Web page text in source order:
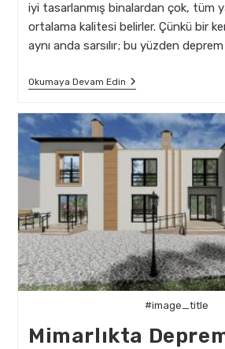
iyi tasarlanmış binalardan çok, tüm
ortalama kalitesi belirler. Çünkü bir
aynı anda sarsılır; bu yüzden
Okumaya Devam EdinYapı
Stoklarının
Analizi
Deprem
Riski
Değerlendirmesi
#image_title
Mimarlıkta